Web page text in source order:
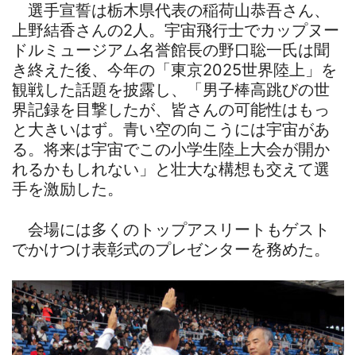
選手宣誓は栃木県代表の稲荷山恭吾さん、
上野結香さんの2人。宇宙飛行士でカップヌー
ドルミュージアム名誉館長の野口聡一氏は聞
き終えた後、今年の「東京2025世界陸上」を
観戦した話題を披露し、「男子棒高跳びの世
界記録を目撃したが、皆さんの可能性はもっ
と大きいはず。青い空の向こうには宇宙があ
る。将来は宇宙でこの小学生陸上大会が開か
れるかもしれない」と壮大な構想も交えて選
手を激励した。
会場には多くのトップアスリートもゲスト
でかけつけ表彰式のプレゼンターを務めた。